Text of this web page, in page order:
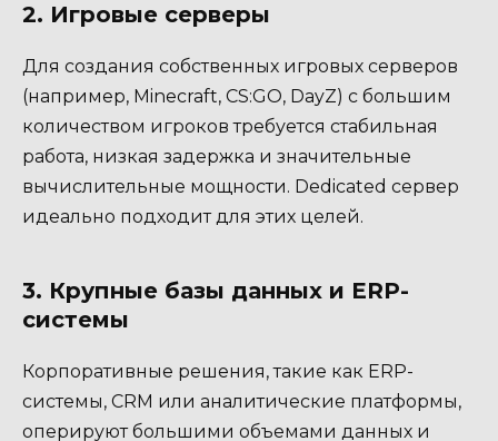
2. Игровые серверы
Для создания собственных игровых серверов
(например, Minecraft, CS:GO, DayZ) с большим
количеством игроков требуется стабильная
работа, низкая задержка и значительные
вычислительные мощности. Dedicated сервер
идеально подходит для этих целей.
3. Крупные базы данных и ERP-
системы
Корпоративные решения, такие как ERP-
системы, CRM или аналитические платформы,
оперируют большими объемами данных и